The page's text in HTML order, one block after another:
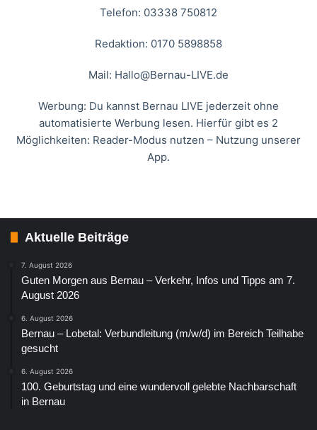
Telefon: 03338 750812
Redaktion: 0170 5898858
Mail: Hallo@Bernau-LIVE.de
Werbung: Du kannst Bernau LIVE jederzeit ohne
automatisierte Werbung lesen. Hierfür gibt es 2
Möglichkeiten: Reader-Modus nutzen – Nutzung unserer
App.
Aktuelle Beiträge
7. August 2026
Guten Morgen aus Bernau – Verkehr, Infos und Tipps am 7.
August 2026
6. August 2026
Bernau – Lobetal: Verbundleitung (m/w/d) im Bereich Teilhabe
gesucht
6. August 2026
100. Geburtstag und eine wundervoll gelebte Nachbarschaft
in Bernau